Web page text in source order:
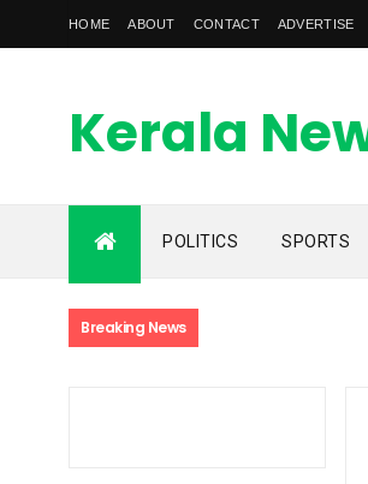
HOME ABOUT CONTACT ADVERTISE
Kerala
Feed
kerala news feed is the one of the best
POLITICS SPORTS
Breaking News